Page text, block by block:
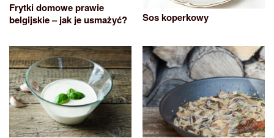
Frytki domowe prawie
belgijskie – jak je usmażyć?
Sos koperkowy